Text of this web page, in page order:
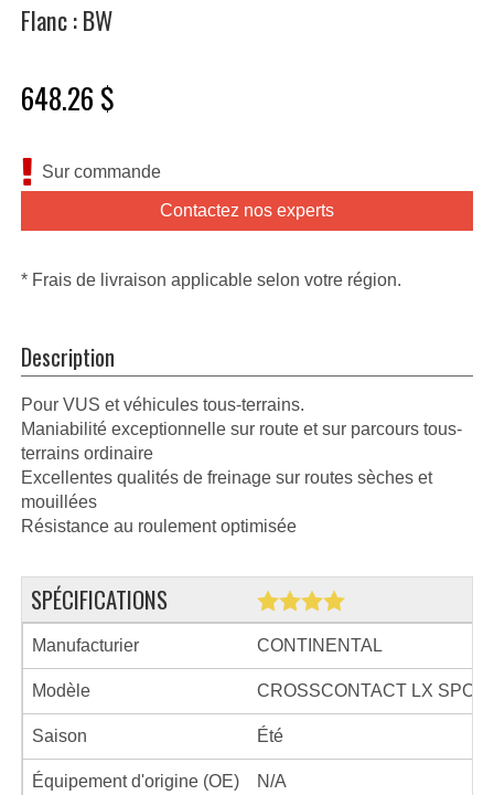
Flanc : BW
648.26 $
Sur commande
Contactez nos experts
* Frais de livraison applicable selon votre région.
Description
Pour VUS et véhicules tous-terrains.
Maniabilité exceptionnelle sur route et sur parcours tous-
terrains ordinaire
Excellentes qualités de freinage sur routes sèches et
mouillées
Résistance au roulement optimisée
SPÉCIFICATIONS
Manufacturier CONTINENTAL
Modèle CROSSCONTACT LX
Saison Été
Équipement d'origine (OE) N/A